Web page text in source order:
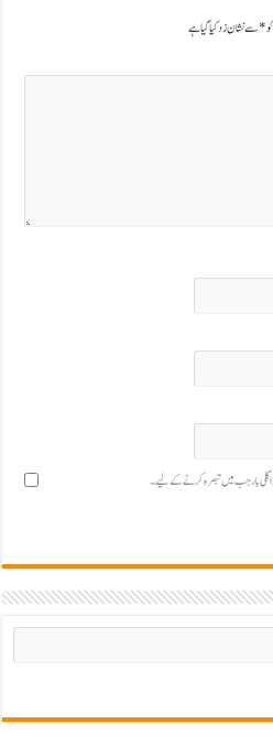
*سے نشان زد کیا گیا ہے
بار جب میں تبصرہ کرنے کےلیے۔